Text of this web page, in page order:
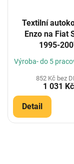
Textilní
Enzo na Fiat Scudo
1995-
Výroba- do 5
852 Kč bez
1 031 Kč
Detail